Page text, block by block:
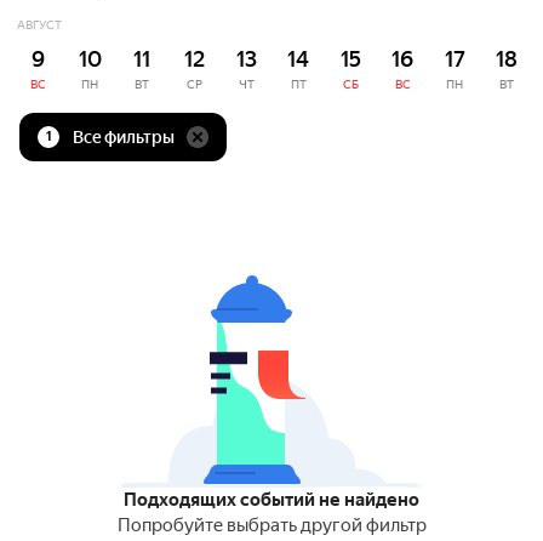
АВГУСТ
9
ВС
10
ПН
11
ВТ
12
СР
13
ЧТ
14
ПТ
15
СБ
16
ВС
17
ПН
18
ВТ
1 Все фильтры
Подходящих событий не найдено
Попробуйте выбрать другой фильтр